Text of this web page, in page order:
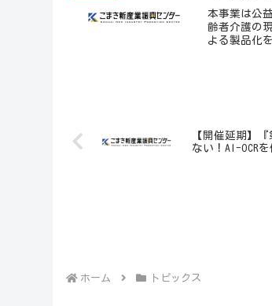
本事業は公
齢者介護の
よる製品化
【開催延期】
ない！AI-OCR
ホーム トピックス